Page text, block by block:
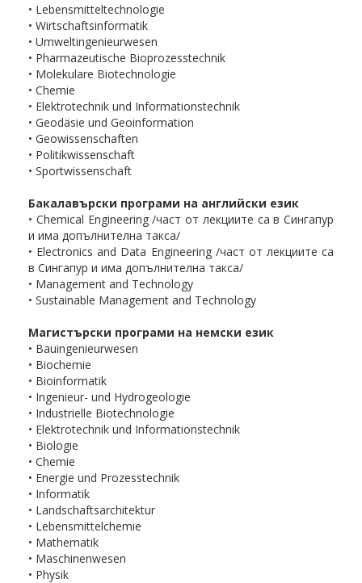
• Lebensmitteltechnologie
• Wirtschaftsinformatik
• Umweltingenieurwesen
• Pharmazeutische Bioprozesstechnik
• Molekulare Biotechnologie
• Chemie
• Elektrotechnik und Informationstechnik
• Geodäsie und Geoinformation
• Geowissenschaften
• Politikwissenschaft
• Sportwissenschaft
Бакалавърски програми на английски език
• Chemical Engineering /част от лекциите са в Сингапур
и има допълнителна такса/
• Electronics and Data Engineering /част от лекциите са
в Сингапур и има допълнителна такса/
• Management and Technology
• Sustainable Management and Technology
Магистърски програми на немски език
• Bauingenieurwesen
• Biochemie
• Bioinformatik
• Ingenieur- und Hydrogeologie
• Industrielle Biotechnologie
• Elektrotechnik und Informationstechnik
• Biologie
• Chemie
• Energie und Prozesstechnik
• Informatik
• Landschaftsarchitektur
• Lebensmittelchemie
• Mathematik
• Maschinenwesen
• Physik